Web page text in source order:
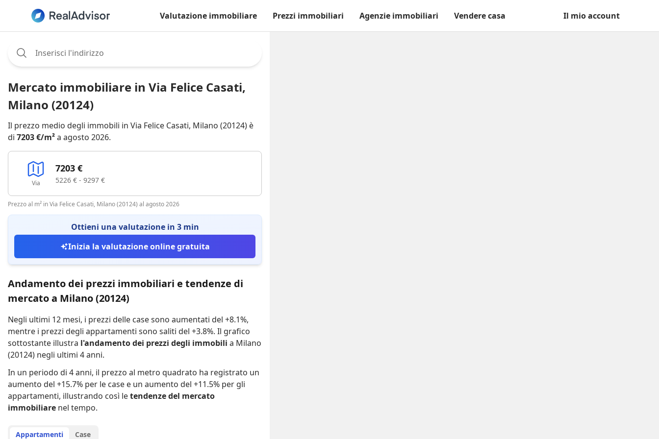
Valutazione immobiliare Prezzi immobiliari Agenzie immobiliari Vendere casa Il mio account
Mercato immobiliare in Via Felice Casati,
Milano (20124)
Il prezzo medio degli immobili in Via Felice Casati, Milano (20124) è
di 7203 €/m²a agosto 2026.
Via
7203 €
5226 € - 9297 €
Prezzo al m² in Via Felice Casati, Milano (20124) al agosto 2026
Ottieni una valutazione in 3 min
Inizia la valutazione online gratuita
Andamento dei prezzi immobiliari e tendenze di
mercato a Milano (20124)
Negli ultimi 12 mesi, i prezzi delle case sono aumentati del +8.1%,
mentre i prezzi degli appartamenti sono saliti del +3.8%. Il grafico
sottostante illustra l'andamento dei prezzi degli immobili a Milano
(20124) negli ultimi 4 anni.
In un periodo di 4 anni, il prezzo al metro quadrato ha registrato un
aumento del +15.7% per le case e un aumento del +11.5% per gli
appartamenti, illustrando così letendenze del mercato
immobiliare nel tempo.
Appartamenti Case